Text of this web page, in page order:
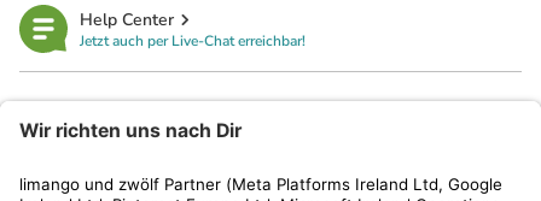
Help Center
Jetzt auch per Live-Chat erreichbar!